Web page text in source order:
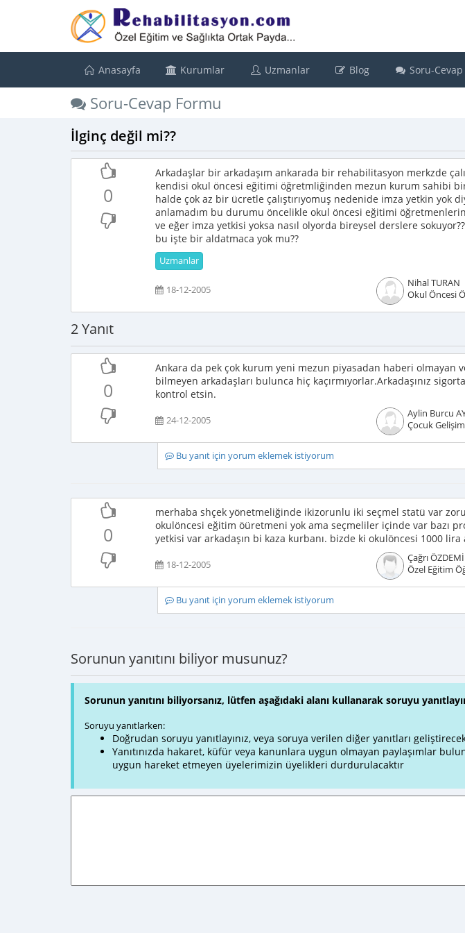
Anasayfa Kurumlar Uzmanlar Blog Soru-Cevap
Soru-Cevap Formu
İlginç değil mi??
0
Arkadaşlar bir arkadaşım ankarada bir rehabilitasyon merkzde
kendisi okul öncesi eğitimi öğretmliğinden mezun kurum sahibi
halde çok az bir ücretle çalıştırıyomuş nedenide imza yetkin yok
anlamadım bu durumu öncelikle okul öncesi eğitimi
ve eğer imza yetkisi yoksa nasıl olyorda bireysel derslere
bu işte bir aldatmaca yok mu??
Uzmanlar
18-12-2005
Nihal TURAN
Okul Öncesi
2 Yanıt
0
Ankara da pek çok kurum yeni mezun piyasadan haberi olmayan
bilmeyen arkadaşları bulunca hiç kaçırmıyorlar.Arkadaşınız
kontrol etsin.
24-12-2005
Aylin Burcu
Çocuk
Bu yanıt için yorum eklemek istiyorum
0
merhaba shçek yönetmeliğinde ikizorunlu iki seçmel statü var
okulöncesi eğitim öüretmeni yok ama seçmeliler içinde var bazı
yetkisi var arkadaşın bi kaza kurbanı. bizde ki okulöncesi 1000 lira
18-12-2005
Çağrı
Özel Eğitim
Bu yanıt için yorum eklemek istiyorum
Sorunun yanıtını biliyor musunuz?
Sorunun yanıtını biliyorsanız, lütfen aşağıdaki alanı kullanarak soruyu
Soruyu yanıtlarken:
Doğrudan soruyu yanıtlayınız, veya soruya verilen diğer yanıtları
Yanıtınızda hakaret, küfür veya kanunlara uygun olmayan paylaşımlar
uygun hareket etmeyen üyelerimizin üyelikleri durdurulacaktır